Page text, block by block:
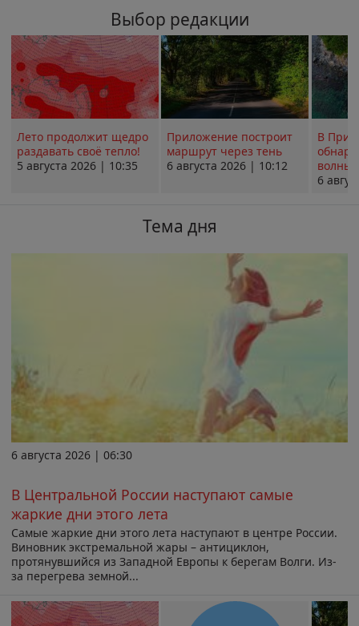
Выбор редакции
Лето продолжит щедро
раздавать своё тепло!
5 августа 2026 | 10:35
Приложение построит
маршрут через тень
6 августа 2026 | 10:12
В
волны
6
Тема дня
6 августа 2026 | 06:30
В Центральной России наступают самые
жаркие дни этого лета
Самые жаркие дни этого лета наступают в центре России.
Виновник экстремальной жары – антициклон,
протянувшийся из Западной Европы к берегам Волги. Из-
за перегрева земной...